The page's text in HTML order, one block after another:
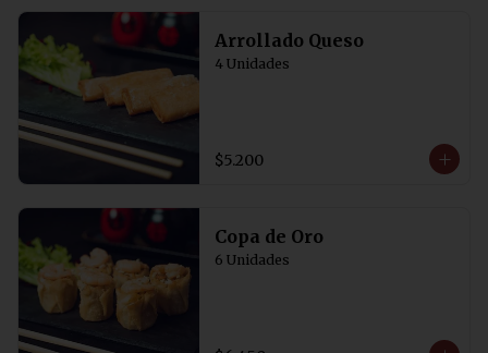
Arrollado Queso
4 Unidades
$5.200
Copa de Oro
6 Unidades